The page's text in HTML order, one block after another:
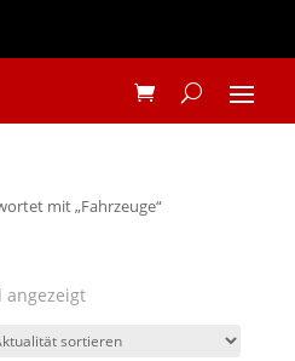
mit „Fahrzeuge“
angezeigt